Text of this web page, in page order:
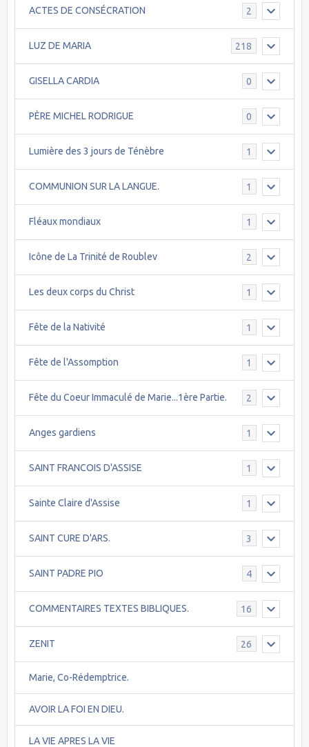
ACTES DE CONSÉCRATION 2
LUZ DE MARIA 218
GISELLA CARDIA 0
PÈRE MICHEL RODRIGUE 0
Lumière des 3 jours de Ténèbre 1
COMMUNION SUR LA LANGUE. 1
Fléaux mondiaux 1
Icône de La Trinité de Roublev 2
Les deux corps du Christ 1
Fête de la Nativité 1
Fête de l'Assomption 1
Fête du Coeur Immaculé de Marie...1ère Partie. 2
Anges gardiens 1
SAINT FRANCOIS D'ASSISE 1
Sainte Claire d'Assise 1
SAINT CURE D'ARS. 3
SAINT PADRE PIO 4
COMMENTAIRES TEXTES BIBLIQUES. 16
ZENIT 26
Marie, Co-Rédemptrice.
AVOIR LA FOI EN DIEU.
LA VIE APRES LA VIE